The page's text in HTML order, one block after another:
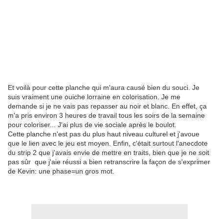
Et voilà pour cette planche qui m'aura causé bien du souci. Je
suis vraiment une ouiche lorraine en colorisation. Je me
demande si je ne vais pas repasser au noir et blanc. En effet, ça
m'a pris environ 3 heures de travail tous les soirs de la semaine
pour coloriser... J'ai plus de vie sociale après le boulot.
Cette planche n'est pas du plus haut niveau culturel et j'avoue
que le lien avec le jeu est moyen. Enfin, c'était surtout l'anecdote
du strip 2 que j'avais envie de mettre en traits, bien que je ne soit
pas sûr que j'aie réussi a bien retranscrire la façon de s'exprimer
de Kevin: une phase=un gros mot.